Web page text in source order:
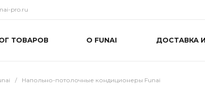
pro.ru
ТОВАРОВ О FUNAI ДОСТАВКА
/ Напольно-потолочные кондиционеры Funai